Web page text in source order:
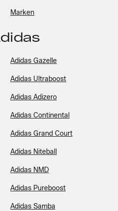
Marken
Adidas Gazelle
Adidas Ultraboost
Adidas Adizero
Adidas Continental
Adidas Grand Court
Adidas Niteball
Adidas NMD
Adidas Pureboost
Adidas Samba